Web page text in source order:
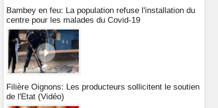
Bambey en feu: La population refuse l'installation du
centre pour les malades du Covid-19
Filière Oignons: Les producteurs sollicitent le soutien
de l'Etat (Vidéo)